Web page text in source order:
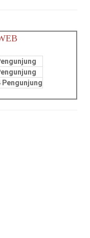
Pengunjung